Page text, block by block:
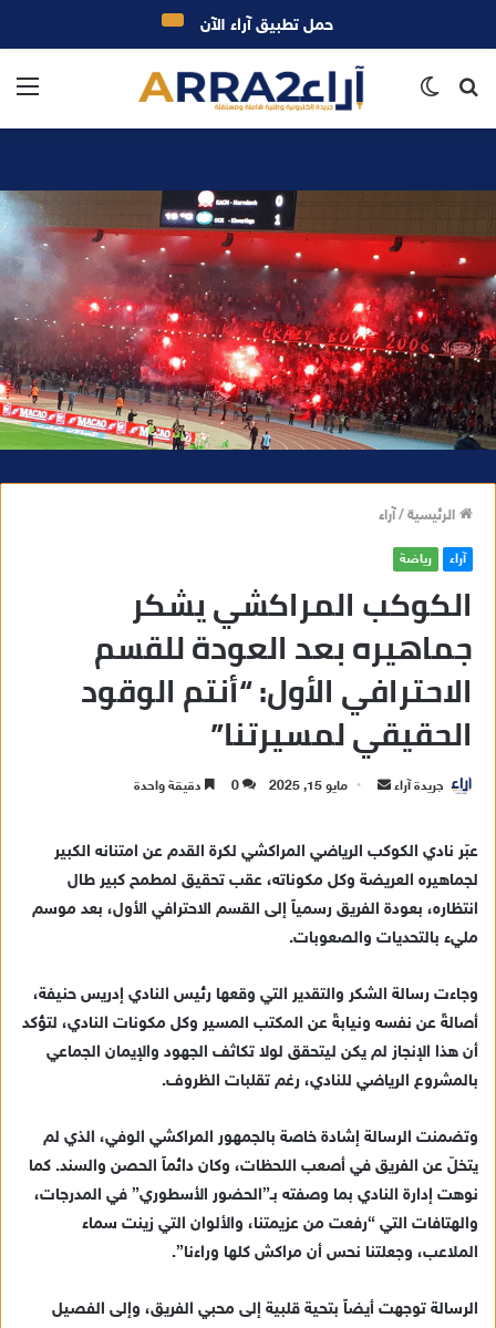
بحث
الرئيسية/آراء
آراء رياضة
الكوكب المراكشي يشكر
جماهيره بعد العودة للقسم
الاحترافي الأول: “أنتم الوقود
الحقيقي لمسيرتنا”
جريدة آراء
ي
ا
إ
ل
ك
ر
مايو 15, 2025 0 دقيقة واحدة
عبّر نادي الكوكب الرياضي المراكشي لكرة القدم عن امتنانه الكبير
لجماهيره العريضة وكل مكوناته، عقب تحقيق لمطمح كبير طال
انتظاره، بعودة الفريق رسمياً إلى القسم الاحترافي الأول، بعد موسم
مليء بالتحديات والصعوبات.
وجاءت رسالة الشكر والتقدير التي وقعها رئيس النادي إدريس حنيفة،
أصالةً عن نفسه ونيابةً عن المكتب المسير وكل مكونات النادي، لتؤكد
أن هذا الإنجاز لم يكن ليتحقق لولا تكاثف الجهود والإيمان الجماعي
بالمشروع الرياضي للنادي، رغم تقلبات الظروف.
وتضمنت الرسالة إشادة خاصة بالجمهور المراكشي الوفي، الذي لم
يتخلّ عن الفريق في أصعب اللحظات، وكان دائماً الحصن والسند. كما
نوهت إدارة النادي بما وصفته بـ”الحضور الأسطوري” في المدرجات،
والهتافات التي “رفعت من عزيمتنا، والألوان التي زينت سماء
الملاعب، وجعلتنا نحس أن مراكش كلها وراءنا”.
الرسالة توجهت أيضاً بتحية قلبية إلى محبي الفريق، وإلى الفصيل
حمل تطبيق آراء الآن